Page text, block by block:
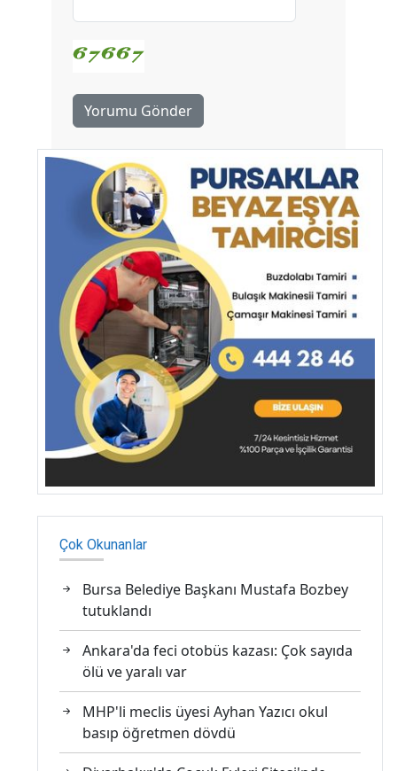
Yorumu Gönder
Çok Okunanlar
Bursa Belediye Başkanı Mustafa Bozbey
tutuklandı
Ankara'da feci otobüs kazası: Çok sayıda
ölü ve yaralı var
MHP'li meclis üyesi Ayhan Yazıcı okul
basıp öğretmen dövdü